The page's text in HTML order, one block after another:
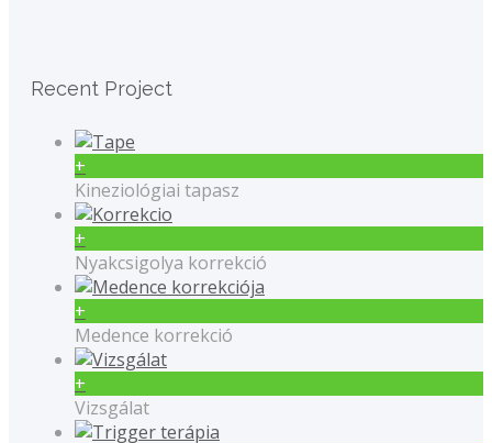
Recent Project
+
Kineziológiai tapasz
+
Nyakcsigolya korrekció
+
Medence korrekció
+
Vizsgálat